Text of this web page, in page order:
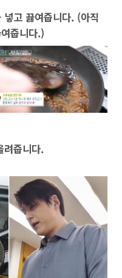
고 끓여줍니다. (아직
줍니다.)
려줍니다.